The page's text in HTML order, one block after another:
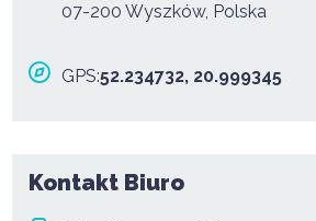
07-200 Wyszków, Polska
GPS:52.234732, 20.999345
Kontakt Biuro